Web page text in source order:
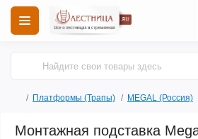
Платформы (Трапы) MEGAL (Россия)
Монтажная подставка